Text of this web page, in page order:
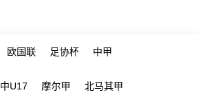
欧国联 足协杯 中甲
中U17 摩尔甲 北马其甲